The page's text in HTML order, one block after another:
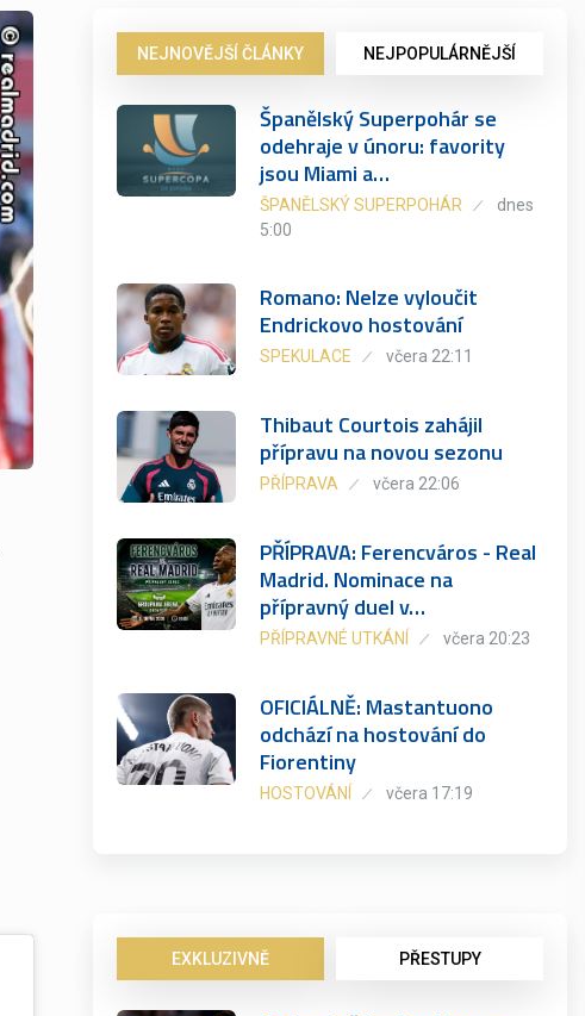
NEJNOVĚJŠÍ ČLÁNKY NEJPOPULÁRNĚJŠÍ
Španělský Superpohár se
odehraje v únoru: favority
jsou Miami a…
ŠPANĚLSKÝ SUPERPOHÁR
dnes
5:00
Romano: Nelze vyloučit
Endrickovo hostování
SPEKULACE včera 22:11
Thibaut Courtois zahájil
přípravu na novou sezonu
PŘÍPRAVA včera 22:06
PŘÍPRAVA: Ferencváros - Real
Madrid. Nominace na
přípravný duel v…
PŘÍPRAVNÉ UTKÁNÍ včera 20:23
OFICIÁLNĚ: Mastantuono
odchází na hostování do
Fiorentiny
HOSTOVÁNÍ včera 17:19
EXKLUZIVNĚ PŘESTUPY